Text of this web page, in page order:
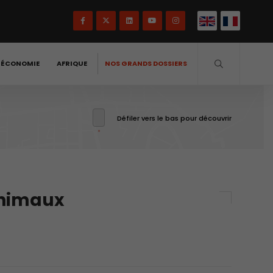
AFRIQUE NOS GRANDS DOSSIERS
Défiler vers le bas pour découvrir